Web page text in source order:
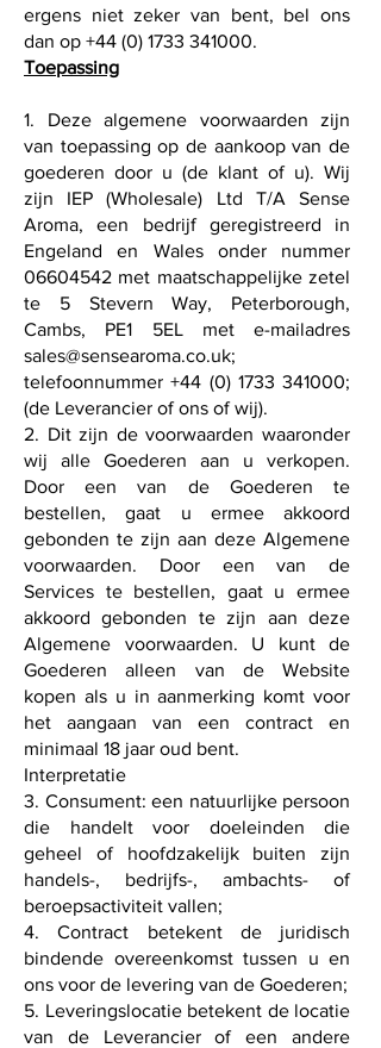
ergens niet zeker van bent, bel ons
dan op +44 (0) 1733 341000.
Toepassing
1. Deze algemene voorwaarden zijn
van toepassing op de aankoop van de
goederen door u (de klant of u). Wij
zijn IEP (Wholesale) Ltd T/A Sense
Aroma, een bedrijf geregistreerd in
Engeland en Wales onder nummer
06604542 met maatschappelijke zetel
te 5 Stevern Way, Peterborough,
Cambs, PE1 5EL met e-mailadres
sales@sensearoma.co.uk;
telefoonnummer+44 (0) 1733 341000;
(de Leverancier of ons of wij).
2. Dit zijn de voorwaarden waaronder
wij alle Goederen aan u verkopen.
Door een van de Goederen te
bestellen, gaat u ermee akkoord
gebonden te zijn aan deze Algemene
voorwaarden. Door een van de
Services te bestellen, gaat u ermee
akkoord gebonden te zijn aan deze
Algemene voorwaarden. U kunt de
Goederen alleen van de Website
kopen als u in aanmerking komt voor
het aangaan van een contract en
minimaal 18 jaar oud bent.
Interpretatie
3. Consument: een natuurlijke persoon
die handelt voor doeleinden die
geheel of hoofdzakelijk buiten zijn
handels-, bedrijfs-, ambachts- of
beroepsactiviteit vallen;
4. Contract betekent de juridisch
bindende overeenkomst tussen u en
ons voor de levering van de Goederen;
5. Leveringslocatie betekent de locatie
van de Leverancier of een andere